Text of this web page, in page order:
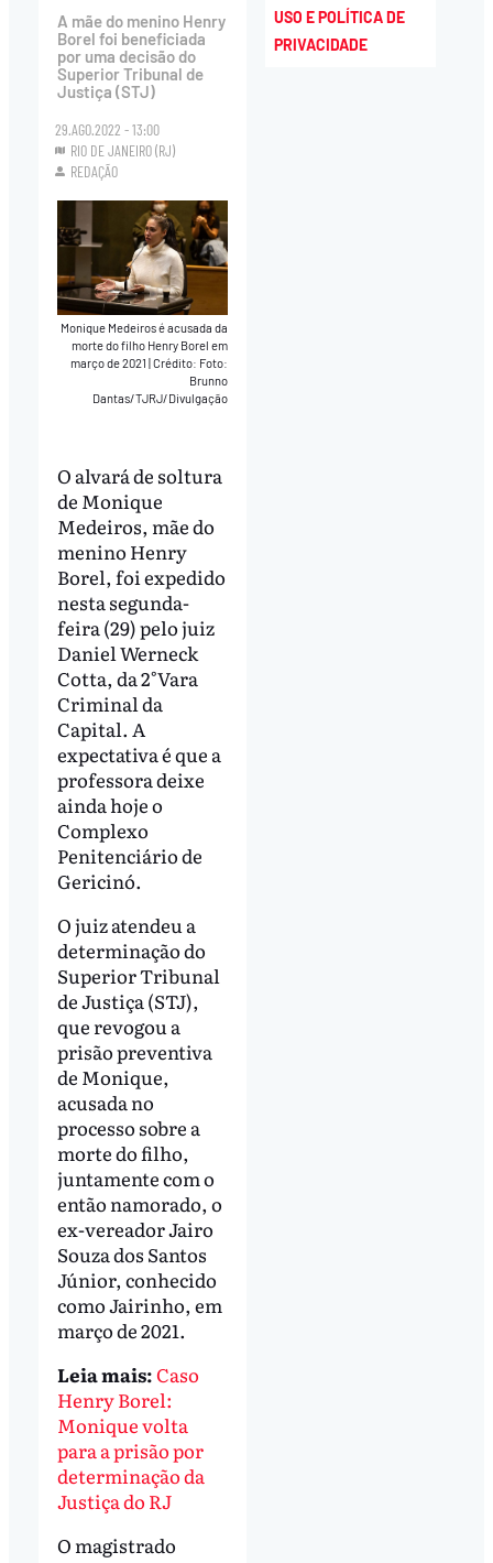
A mãe do menino Henry
Borel foi beneficiada
por uma decisão do
Superior Tribunal de
Justiça (STJ)
29.AGO.2022 - 13:00
RIO DE JANEIRO (RJ)
REDAÇÃO
Monique Medeiros é acusada da
morte do filho Henry Borel em
março de 2021|Crédito: Foto:
Brunno
Dantas/TJRJ/Divulgação
O alvará de soltura
de Monique
Medeiros, mãe do
menino Henry
Borel, foi expedido
nesta segunda-
feira (29) pelo juiz
Daniel Werneck
Cotta, da 2°Vara
Criminal da
Capital. A
expectativa é que a
professora deixe
ainda hoje o
Complexo
Penitenciário de
Gericinó.
O juiz atendeu a
determinação do
Superior Tribunal
de Justiça (STJ),
que revogou a
prisão preventiva
de Monique,
acusada no
processo sobre a
morte do filho,
juntamente com o
então namorado, o
ex-vereador Jairo
Souza dos Santos
Júnior, conhecido
como Jairinho, em
março de 2021.
Leia mais:Caso
Henry Borel:
Monique volta
para a prisão por
determinação da
Justiça do RJ
O magistrado
USO E POLÍTICA DE
PRIVACIDADE